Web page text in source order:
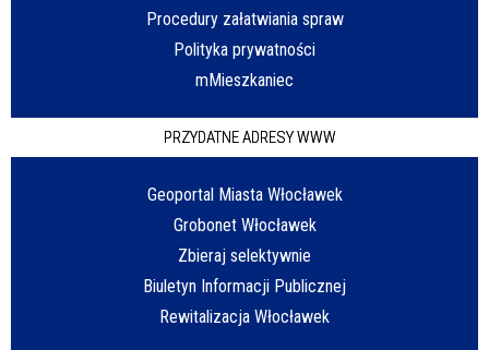
Procedury załatwiania spraw
Polityka prywatności
mMieszkaniec
PRZYDATNE ADRESY WWW
Geoportal Miasta Włocławek
Grobonet Włocławek
Zbieraj selektywnie
Biuletyn Informacji Publicznej
Rewitalizacja Włocławek